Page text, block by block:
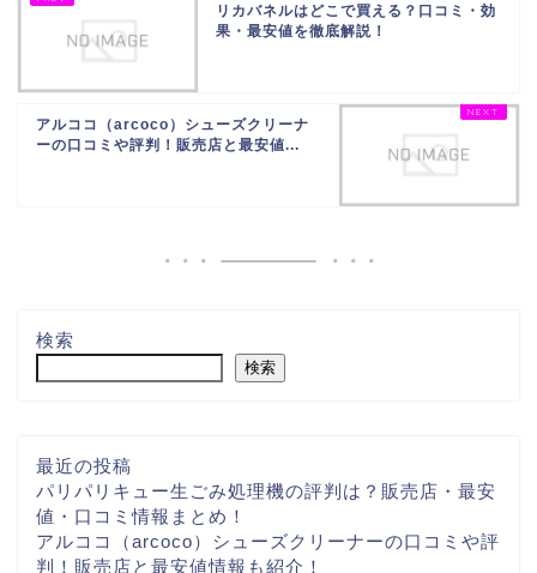
リカバネルはどこで買える？口コミ・効
果・最安値を徹底解説！
アルココ（arcoco）シューズクリーナ
ーの口コミや評判！販売店と最安値...
検索
検索
最近の投稿
パリパリキュー生ごみ処理機の評判は？販売店・最安
値・口コミ情報まとめ！
アルココ（arcoco）シューズクリーナーの口コミや評
判！販売店と最安値情報も紹介！